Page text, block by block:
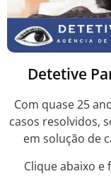
Detetive
Com quase 25
casos resolvidos,
em solução de
Clique abaixo e